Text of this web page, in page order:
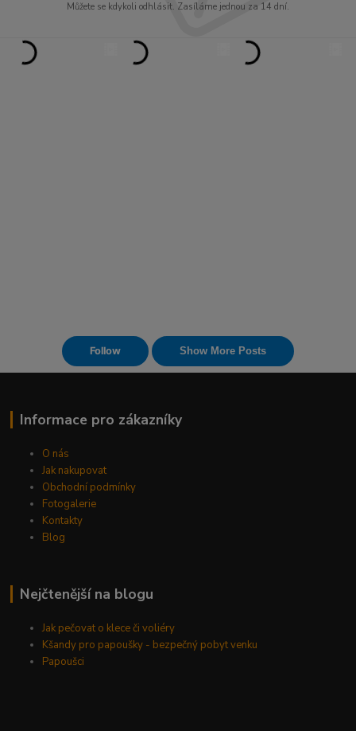
Můžete se kdykoli odhlásit. Zasíláme jednou za 14 dní.
Informace pro zákazníky
O nás
Jak nakupovat
Obchodní podmínky
Fotogalerie
Kontakty
Blog
Nejčtenější na blogu
Jak pečovat o klece či voliéry
Kšandy pro papoušky - bezpečný pobyt venku
Papoušci